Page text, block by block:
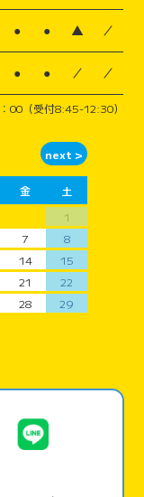
● ● ▲ ／
● ● ／ ／
（受付8:45-12:30）
金
土
1
7
8
14
15
21
22
28
29